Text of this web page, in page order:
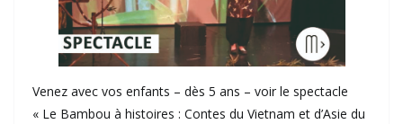
Venez avec vos enfants – dès 5 ans – voir le spectacle
« Le Bambou à histoires : Contes du Vietnam et d’Asie du